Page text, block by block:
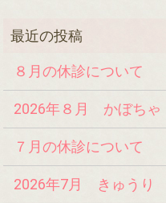
８月の休診について
2026年８月 かぼちゃ
７月の休診について
2026年7月 きゅうり